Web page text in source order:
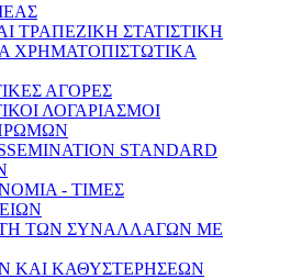
ΤΡΑΠΕΖΙΚΗ ΣΤΑΤΙΣΤΙΚΗ
ΧΡΗΜΑΤΟΠΙΣΤΩΤΙΚΑ
ΑΓΟΡΕΣ
ΛΟΓΑΡΙΑΣΜΟΙ
STANDARD
- ΤΙΜΕΣ
ΤΩΝ ΣΥΝΑΛΛΑΓΩΝ ΜΕ
ΚΑΙ ΚΑΘΥΣΤΕΡΗΣΕΩΝ